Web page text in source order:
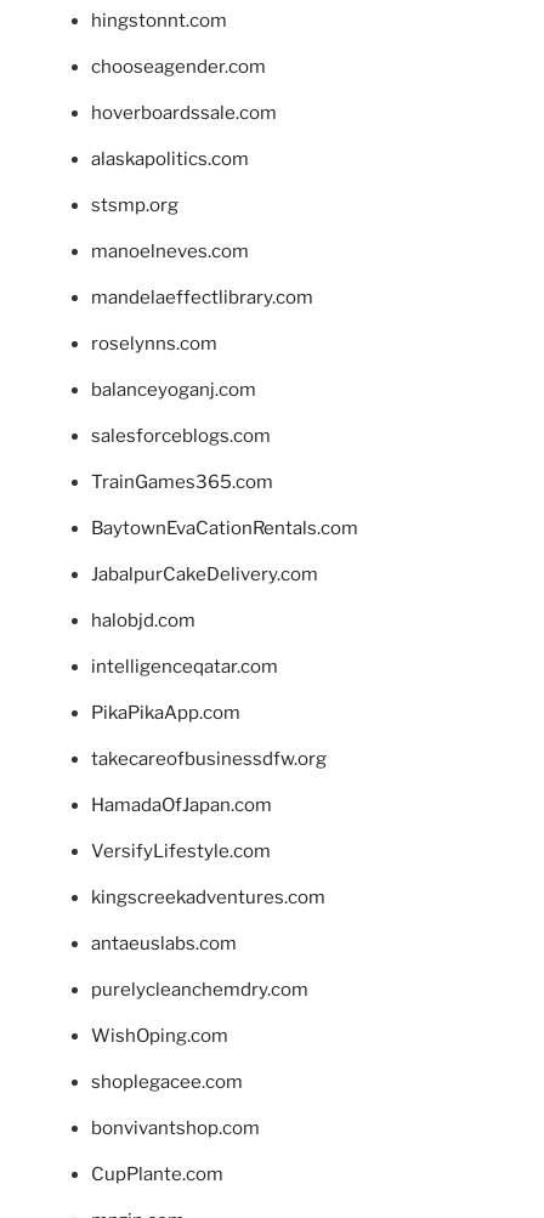
hingstonnt.com
chooseagender.com
hoverboardssale.com
alaskapolitics.com
stsmp.org
manoelneves.com
mandelaeffectlibrary.com
roselynns.com
balanceyoganj.com
salesforceblogs.com
TrainGames365.com
BaytownEvaCationRentals.com
JabalpurCakeDelivery.com
halobjd.com
intelligenceqatar.com
PikaPikaApp.com
takecareofbusinessdfw.org
HamadaOfJapan.com
VersifyLifestyle.com
kingscreekadventures.com
antaeuslabs.com
purelycleanchemdry.com
WishOping.com
shoplegacee.com
bonvivantshop.com
CupPlante.com